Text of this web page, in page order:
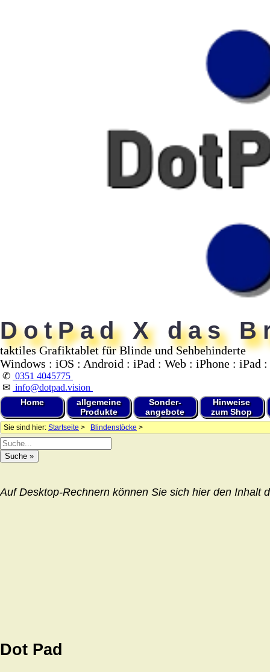
DotPad X das
taktiles Grafiktablet für Blinde und Sehbehinderte
Windows : iOS : Android : iPad : Web : iPhone : iPad
✆ 0351 4045775
✉ info@dotpad.vision
Home
allgemeine
Produkte
Sonder-
angebote
Hinweise
zum Shop
Sie sind hier: Startseite > Blindenstöcke >
Auf Desktop-Rechnern können Sie sich hier den Inhalt
Dot Pad